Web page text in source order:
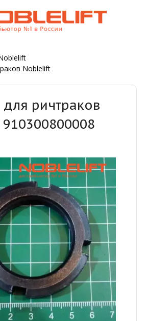
Noblelift
для ричтраков